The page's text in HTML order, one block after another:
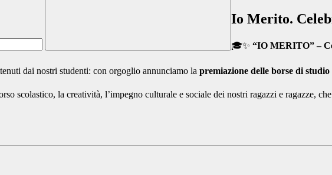
Io Merito.
🎓✨ “IO MERITO” –
dai nostri studenti: con orgoglio annunciamo la premiazione delle borse di
scolastico, la creatività, l’impegno culturale e sociale dei nostri ragazzi e ragazze,